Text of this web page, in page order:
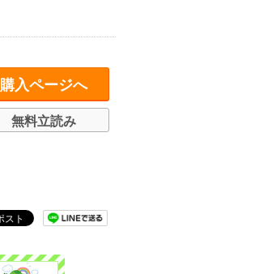
購入ページへ
無料立読み